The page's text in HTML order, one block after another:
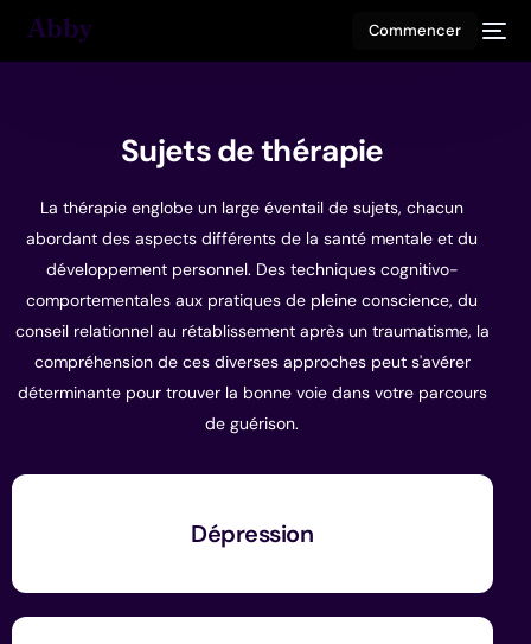
Commencer
Sujets de thérapie
La thérapie englobe un large éventail de sujets, chacun
abordant des aspects différents de la santé mentale et du
développement personnel. Des techniques cognitivo-
comportementales aux pratiques de pleine conscience, du
conseil relationnel au rétablissement après un traumatisme, la
compréhension de ces diverses approches peut s'avérer
déterminante pour trouver la bonne voie dans votre parcours
de guérison.
Dépression